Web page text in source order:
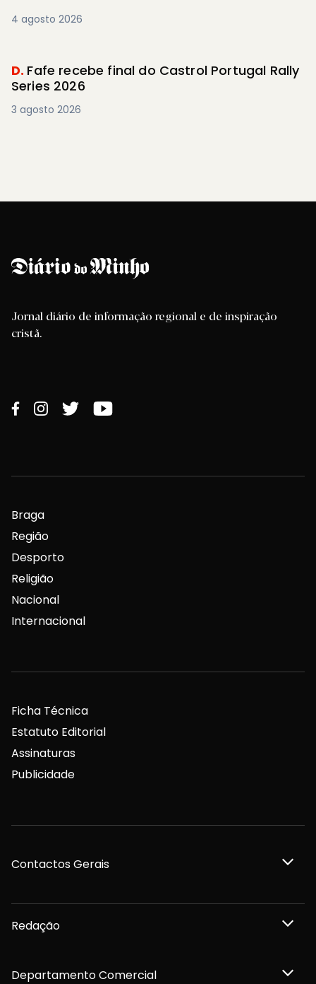
4 agosto 2026
D. Fafe recebe final do Castrol Portugal Rally
Series 2026
3 agosto 2026
Jornal diário de informação regional e de inspiração
cristã.
Braga
Região
Desporto
Religião
Nacional
Internacional
Ficha Técnica
Estatuto Editorial
Assinaturas
Publicidade
Contactos Gerais
Redação
Departamento Comercial